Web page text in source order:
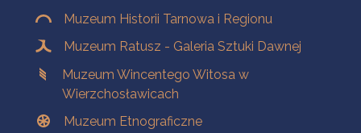
Muzeum Historii Tarnowa i Regionu
Muzeum Ratusz - Galeria Sztuki Dawnej
Muzeum Wincentego Witosa w
Wierzchosławicach
Muzeum Etnograficzne